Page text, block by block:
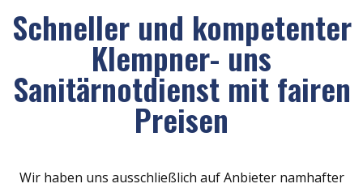
Schneller und kompetenter
Klempner- uns
Sanitärnotdienst mit fairen
Preisen
Wir haben uns ausschließlich auf Anbieter namhafter